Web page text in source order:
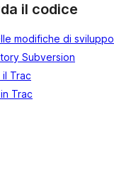
il codice
modifiche di sviluppo
Subversion
il Trac
Trac